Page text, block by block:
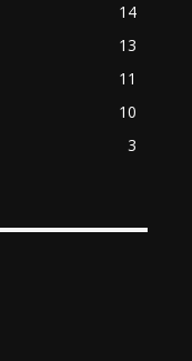
14
13
11
10
3